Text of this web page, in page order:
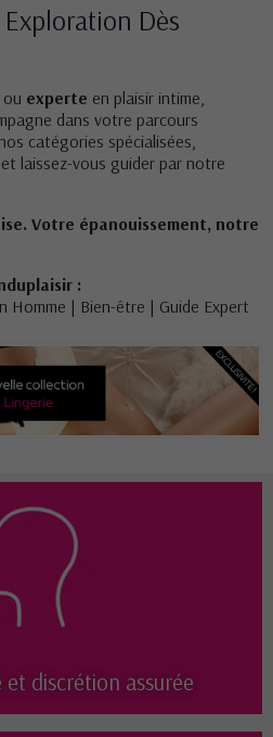
Dès
ou experte en plaisir intime,
dans votre parcours
catégories spécialisées
et laissez-vous guider par notre
Votre épanouissement, notre
:
Homme | Bien-être | Guide Expert
discrétion assurée